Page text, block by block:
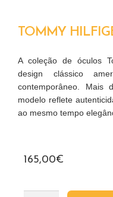
TOMMY
A coleção de óculos
design clássico
contemporâneo. Mais
modelo reflete
ao mesmo tempo
165,00€